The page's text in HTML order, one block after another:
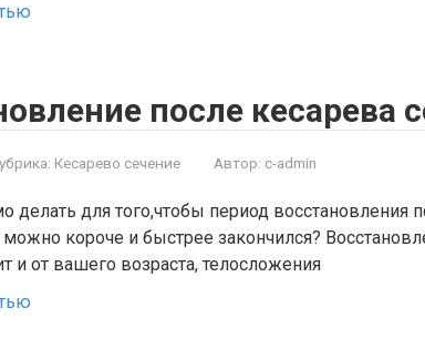
после кесарева
Кесарево сечение Автор: c-admin
делать для того,чтобы период восстановления
можно короче и быстрее закончился?
и от вашего возраста, телосложения